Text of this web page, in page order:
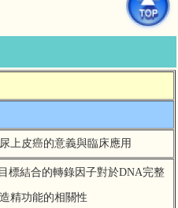
上皮癌的意義與臨床應用
標結合的轉錄因子對於DNA完整
精功能的相關性